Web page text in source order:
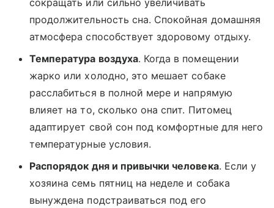
сокращать или сильно увеличивать
продолжительность сна. Спокойная домашняя
атмосфера способствует здоровому отдыху.
Температура воздуха. Когда в помещении
жарко или холодно, это мешает собаке
расслабиться в полной мере и напрямую
влияет на то, сколько она спит. Питомец
адаптирует свой сон под комфортные для него
температурные условия.
Распорядок дня и привычки человека. Если у
хозяина семь пятниц на неделе и собака
вынуждена подстраиваться под его